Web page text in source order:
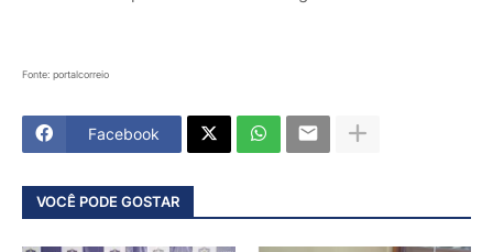
Fonte: portalcorreio
Facebook
VOCÊ PODE GOSTAR